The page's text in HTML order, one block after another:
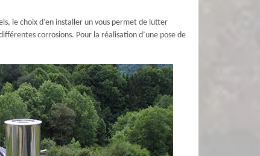
le choix d’en installer un vous permet de lutter
corrosions. Pour la réalisation d’une pose de